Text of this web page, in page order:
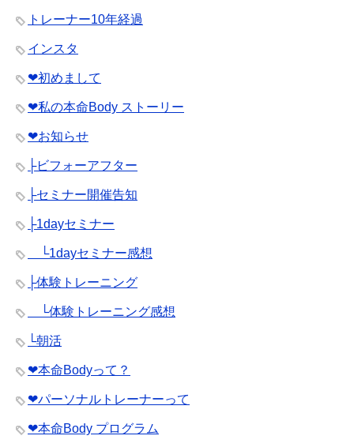
トレーナー10年経過
インスタ
❤︎初めまして
❤︎私の本命Body ストーリー
❤︎お知らせ
├ビフォーアフター
├セミナー開催告知
├1dayセミナー
└1dayセミナー感想
├体験トレーニング
└体験トレーニング感想
└朝活
❤︎本命Bodyって？
❤︎パーソナルトレーナーって
❤︎本命Body プログラム